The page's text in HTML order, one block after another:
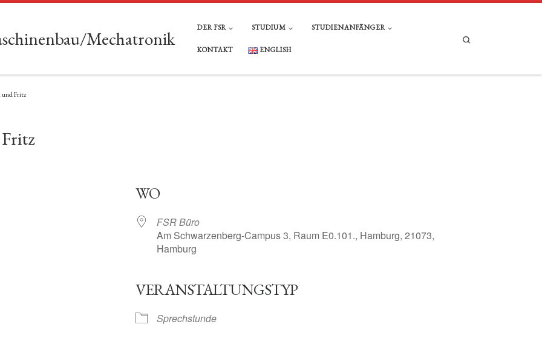
Mechatronik DER FSR STUDIUM STUDIENANFÄNGER
KONTAKT ENGLISH
und Fritz
iCalendar
WO
FSR Büro
Am Schwarzenberg-Campus 3, Raum E0.101., Hamburg, 21073,
Hamburg
VERANSTALTUNGSTYP
Sprechstunde